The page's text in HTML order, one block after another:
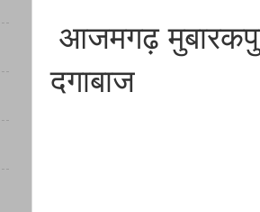
आजमगढ़ मुबारकपुर
दगाबाज